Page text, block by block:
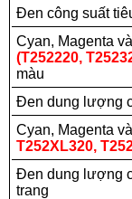
Đen công suất
Cyan, Magenta
(T252220,
màu
Đen dung lượng
Cyan, Magenta
T252XL320,
Đen dung lượng
trang